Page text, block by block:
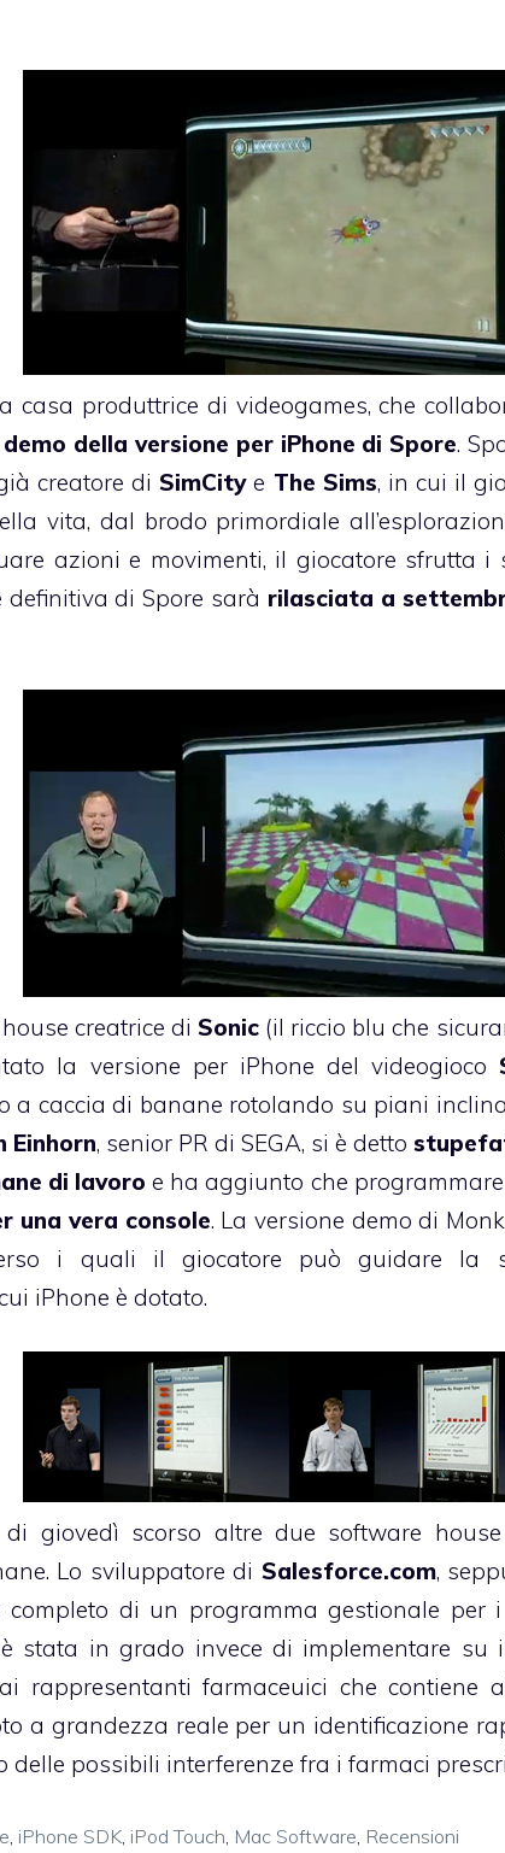
casa produttrice di videogames, che
della versione per iPhone di Spore.
creatore diSimCitye The Sims, in cui il
vita, dal brodo primordiale
azioni e movimenti, il giocatore sfrutta i
definitiva di Spore sarà rilasciata a
creatrice di Sonic(il riccio blu che
la versione per iPhone del videogioco
a caccia di banane rotolando su piani
Einhorn, senior PR di SEGA, si è detto
di lavoro e ha aggiunto che
una vera console. La versione demo di
i quali il giocatore può guidare la
iPhone è dotato.
di giovedì scorso altre due software
Lo sviluppatore di Salesforce.com,
di un programma gestionale per
è stata in grado invece di implementare su
rappresentanti farmaceuici che contiene
a grandezza reale per un identificazione
delle possibili interferenze fra i farmaci
, iPhone SDK, iPod Touch, Mac Software, Recensioni